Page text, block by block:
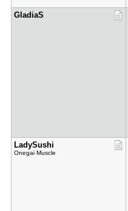
GladiaS
LadySushi
Onegai Muscle